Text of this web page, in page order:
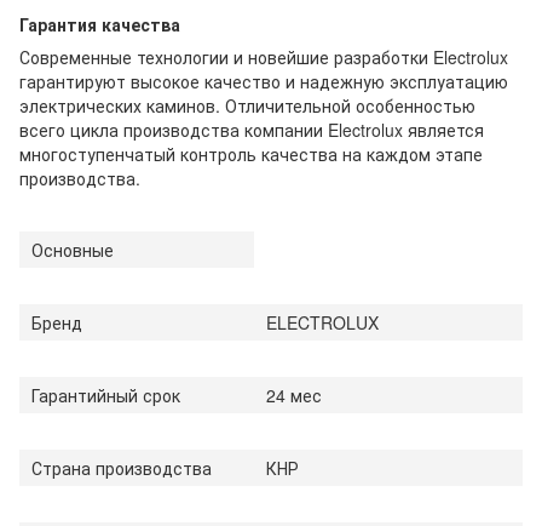
Гарантия качества
Современные технологии и новейшие разработки Electrolux
гарантируют высокое качество и надежную эксплуатацию
электрических каминов. Отличительной особенностью
всего цикла производства компании Electrolux является
многоступенчатый контроль качества на каждом этапе
производства.
Основные
Бренд ELECTROLUX
Гарантийный срок 24 мес
Страна производства КНР